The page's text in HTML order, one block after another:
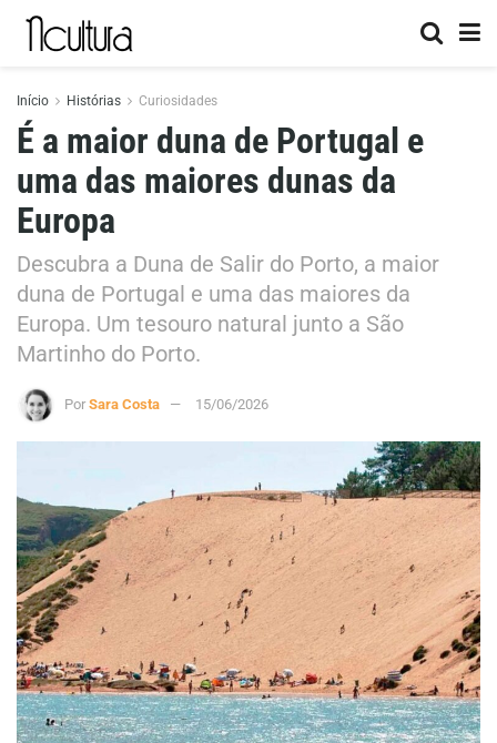
Início Histórias Curiosidades
É a maior duna de Portugal e
uma das maiores dunas da
Europa
Descubra a Duna de Salir do Porto, a maior
duna de Portugal e uma das maiores da
Europa. Um tesouro natural junto a São
Martinho do Porto.
Por Sara Costa 15/06/2026